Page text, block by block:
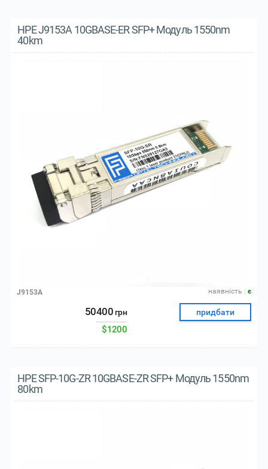
HPE J9153A 10GBASE-ER SFP+ Модуль 1550nm
40km
наявнiсть : є
J9153A
50400 грн
$1200
придбати
HPE SFP-10G-ZR 10GBASE-ZR SFP+ Модуль 1550nm
80km